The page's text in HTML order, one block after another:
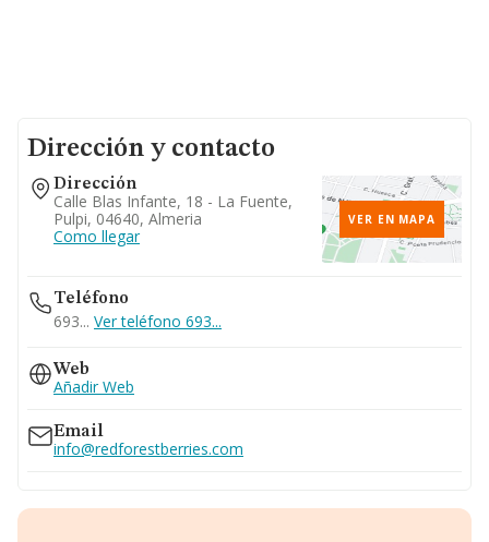
Dirección y contacto
Dirección
Calle Blas Infante, 18 - La Fuente,
Pulpi, 04640, Almeria
Como llegar
VER EN MAPA
Teléfono
693... Ver teléfono 693...
Web
Añadir Web
Email
info@redforestberries.com